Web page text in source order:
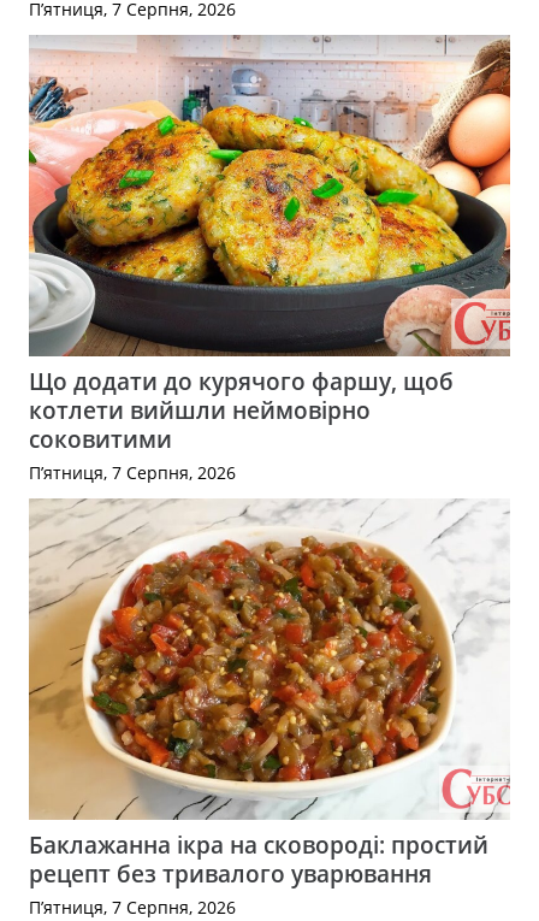
П’ятниця, 7 Серпня, 2026
Що додати до курячого фаршу, щоб
котлети вийшли неймовірно
соковитими
П’ятниця, 7 Серпня, 2026
Баклажанна ікра на сковороді: простий
рецепт без тривалого уварювання
П’ятниця, 7 Серпня, 2026